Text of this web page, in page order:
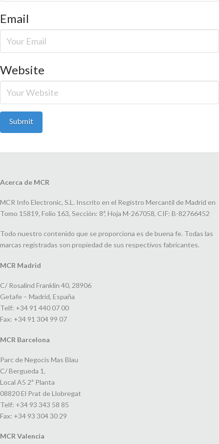
Email
Website
Acerca de MCR
MCR Info Electronic, S.L. Inscrito en el Registro Mercantil de Madrid en
Tomo 15819, Folio 163, Sección: 8ª, Hoja M-267058, CIF: B-82766452
Todo nuestro contenido que se proporciona es de buena fe. Todas las
marcas registradas son propiedad de sus respectivos fabricantes.
MCR Madrid
C/ Rosalind Franklin 40, 28906
Getafe – Madrid, España
Telf: +34 91 440 07 00
Fax: +34 91 304 99 07
MCR Barcelona
Parc de Negocis Mas Blau
C/ Bergueda 1,
Local A5 2ª Planta
08820 El Prat de Llobregat
Telf: +34 93 343 58 85
Fax: +34 93 304 30 29
MCR Valencia